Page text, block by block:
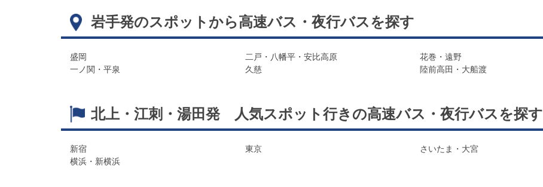
岩手発のスポットから高速バス・夜行バスを探す
盛岡 二戸・八幡平・安比高原 花巻・遠野
一ノ関・平泉
久慈 陸前高田・大船渡
北上・江刺・湯田発 人気スポット行きの高速バス・夜行バスを探す
新宿 東京 さいたま・大宮
横浜・新横浜